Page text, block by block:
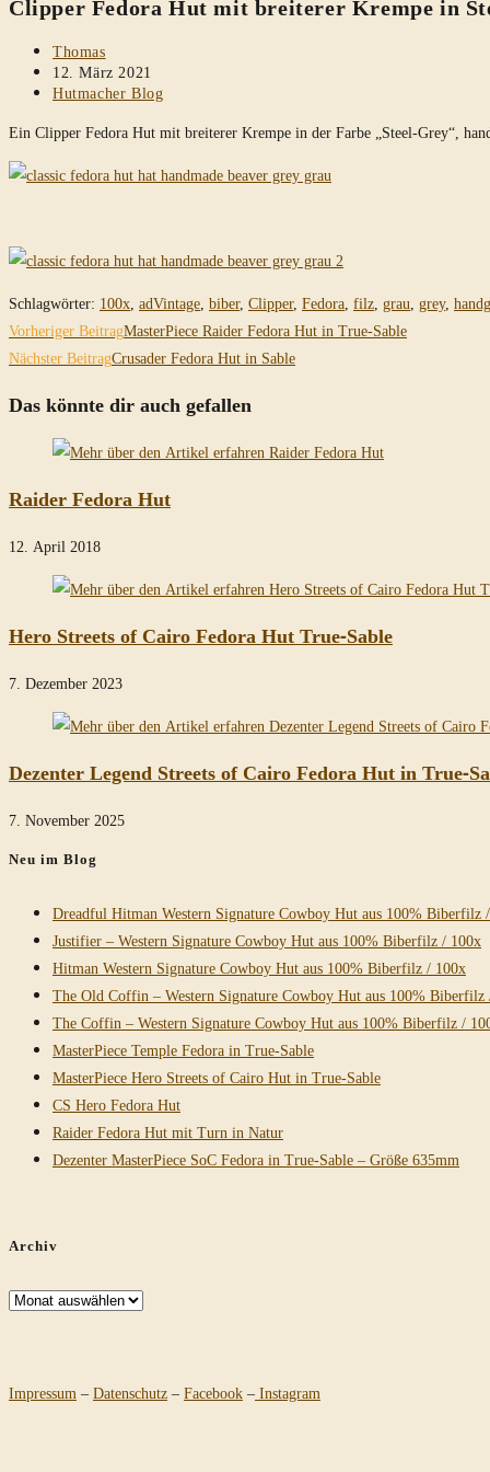
durchsuchen
Clipper Fedora Hut mit breiterer Krempe in
Beitrags-
Autor:
Thomas
Beitrag
veröffentlicht:
12. März 2021
Beitrags-
Hutmacher Blog
Ein Clipper Fedora Hut mit breiterer Krempe in der Farbe „Steel-Grey“,
Schlagwörter: 100x, adVintage, biber, Clipper, Fedora, filz, grau, grey,
Weitere
Artikel
ansehen
Vorheriger BeitragMasterPiece Raider Fedora Hut in True-Sable
Nächster BeitragCrusader Fedora Hut in Sable
Das könnte dir auch gefallen
Raider Fedora Hut
12. April 2018
Hero Streets of Cairo Fedora Hut True-Sable
7. Dezember 2023
Dezenter Legend Streets of Cairo Fedora Hut in True-
7. November 2025
Neu im Blog
Dreadful Hitman Western Signature Cowboy Hut aus 100% Biberfilz
Justifier – Western Signature Cowboy Hut aus 100% Biberfilz / 100x
Hitman Western Signature Cowboy Hut aus 100% Biberfilz / 100x
The Old Coffin – Western Signature Cowboy Hut aus 100% Biberfilz
The Coffin – Western Signature Cowboy Hut aus 100% Biberfilz /
MasterPiece Temple Fedora in True-Sable
MasterPiece Hero Streets of Cairo Hut in True-Sable
CS Hero Fedora Hut
Raider Fedora Hut mit Turn in Natur
Dezenter MasterPiece SoC Fedora in True-Sable – Größe 635mm
Archiv
Archiv
Impressum – Datenschutz – Facebook – Instagram